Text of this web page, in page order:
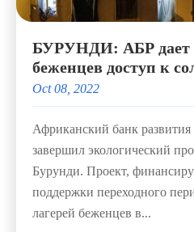
БУРУНДИ: АБР дает
беженцев доступ к
Oct 08, 2022
Африканский банк
завершил экологический
Бурунди. Проект,
поддержки переходного
лагерей беженцев в...